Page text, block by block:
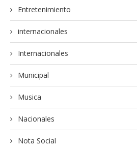
Entretenimiento
internacionales
Internacionales
Municipal
Musica
Nacionales
Nota Social